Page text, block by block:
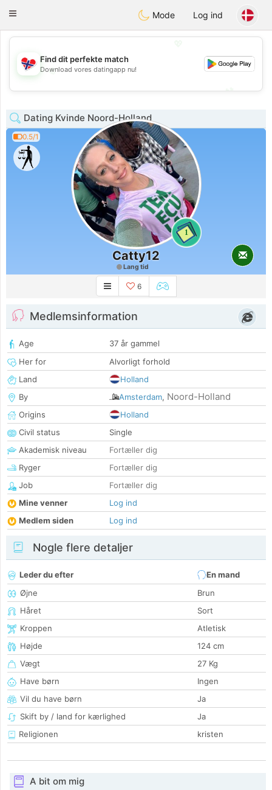
EkteNordmenn
Toggle
Mode Log ind
💖
💕
Find dit perfekte match
Download vores datingapp nu!
Dating Kvinde Noord-Holland
0.5/1
1
Catty12
Lang tid
6
Medlemsinformation
Age
37 år gammel
Her for
Alvorligt forhold
Land
Holland
By
Amsterdam, Noord-Holland
Origins
Holland
Civil status
Single
Akademisk niveau
Fortæller dig
Ryger
Fortæller dig
Job
Fortæller dig
Mine venner
Log ind
Medlem siden
Log ind
Nogle flere detaljer
Leder du efter
En mand
Øjne
Brun
Håret
Sort
Kroppen
Atletisk
Højde
124 cm
Vægt
27 Kg
Have børn
Ingen
Vil du have børn
Ja
Skift by / land for kærlighed
Ja
Religionen
kristen
A bit om mig